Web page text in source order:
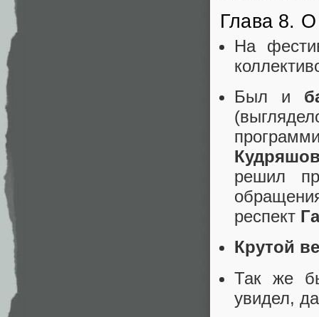
Глава 8.
На
Был и
решил
респект
Крутой
Так же
увидел,